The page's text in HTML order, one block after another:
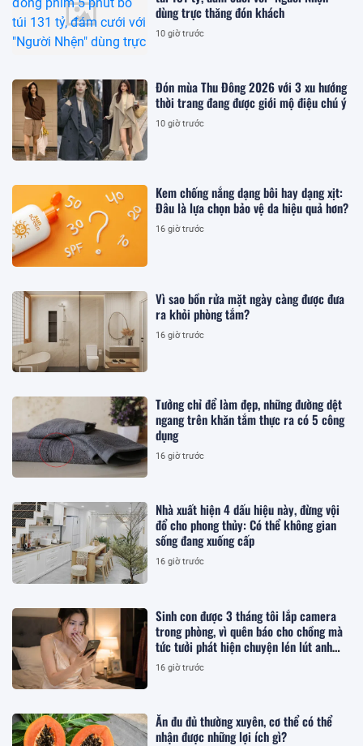
dùng trực thăng đón khách
10 giờ trước
Đón mùa Thu Đông 2026 với 3 xu hướng
thời trang đang được giới mộ điệu chú ý
10 giờ trước
Kem chống nắng dạng bôi hay dạng xịt:
Đâu là lựa chọn bảo vệ da hiệu quả hơn?
16 giờ trước
Vì sao bồn rửa mặt ngày càng được đưa
ra khỏi phòng tắm?
16 giờ trước
Tưởng chỉ để làm đẹp, những đường dệt
ngang trên khăn tắm thực ra có 5 công
dụng
16 giờ trước
Nhà xuất hiện 4 dấu hiệu này, đừng vội
đổ cho phong thủy: Có thể không gian
sống đang xuống cấp
16 giờ trước
Sinh con được 3 tháng tôi lắp camera
trong phòng, vì quên báo cho chồng mà
tức tưởi phát hiện chuyện lén lút anh
làm
16 giờ trước
Ăn đu đủ thường xuyên, cơ thể có thể
nhận được những lợi ích gì?